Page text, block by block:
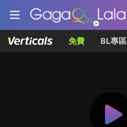
免費 BL專區